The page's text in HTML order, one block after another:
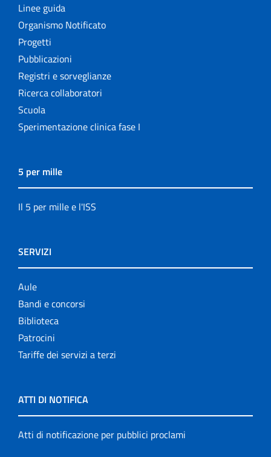
Linee guida
Organismo Notificato
Progetti
Pubblicazioni
Registri e sorveglianze
Ricerca collaboratori
Scuola
Sperimentazione clinica fase I
5 per mille
Il 5 per mille e l'ISS
SERVIZI
Aule
Bandi e concorsi
Biblioteca
Patrocini
Tariffe dei servizi a terzi
ATTI DI NOTIFICA
Atti di notificazione per pubblici proclami